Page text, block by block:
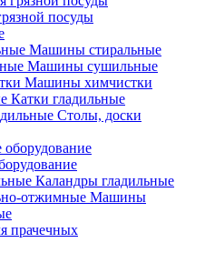
посуды
Машины стиральные
Машины сушильные
Машины химчистки
Катки гладильные
Столы, доски
Каландры гладильные
Машины